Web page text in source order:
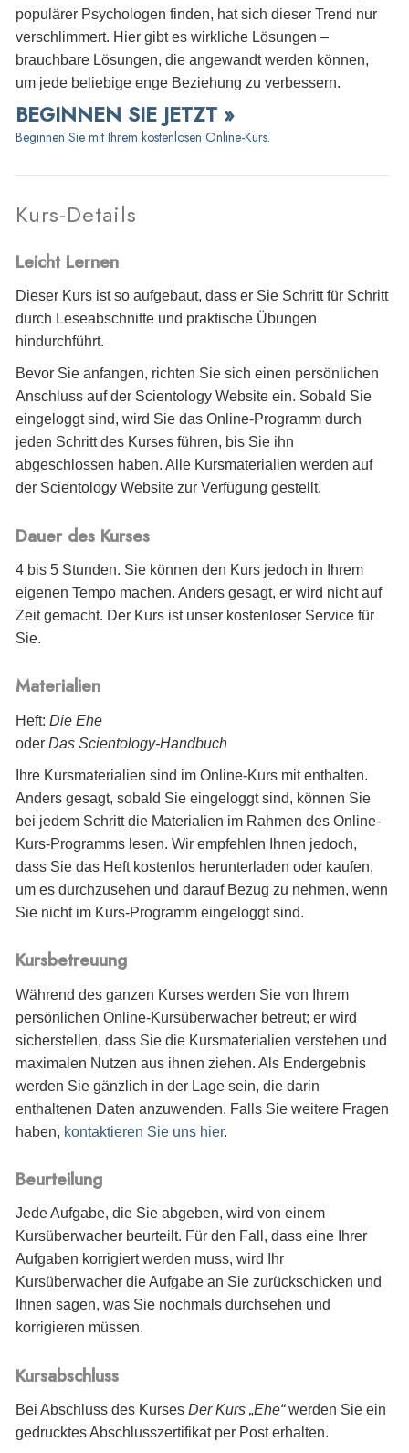
populärer Psychologen finden, hat sich dieser Trend nur
verschlimmert. Hier gibt es wirkliche Lösungen –
brauchbare Lösungen, die angewandt werden können,
um jede beliebige enge Beziehung zu verbessern.
BEGINNEN SIE JETZT »
Beginnen Sie mit Ihrem kostenlosen Online-Kurs.
Kurs-Details
Leicht Lernen
Dieser Kurs ist so aufgebaut, dass er Sie Schritt für Schritt
durch Leseabschnitte und praktische Übungen
hindurchführt.
Bevor Sie anfangen, richten Sie sich einen persönlichen
Anschluss auf der Scientology Website ein. Sobald Sie
eingeloggt sind, wird Sie das Online-Programm durch
jeden Schritt des Kurses führen, bis Sie ihn
abgeschlossen haben. Alle Kursmaterialien werden auf
der Scientology Website zur Verfügung gestellt.
Dauer des Kurses
4 bis 5 Stunden. Sie können den Kurs jedoch in Ihrem
eigenen Tempo machen. Anders gesagt, er wird nicht auf
Zeit gemacht. Der Kurs ist unser kostenloser Service für
Sie.
Materialien
Heft: Die Ehe
oder Das Scientology-Handbuch
Ihre Kursmaterialien sind im Online-Kurs mit enthalten.
Anders gesagt, sobald Sie eingeloggt sind, können Sie
bei jedem Schritt die Materialien im Rahmen des Online-
Kurs-Programms lesen. Wir empfehlen Ihnen jedoch,
dass Sie das Heft kostenlos herunterladen oder kaufen,
um es durchzusehen und darauf Bezug zu nehmen, wenn
Sie nicht im Kurs-Programm eingeloggt sind.
Kursbetreuung
Während des ganzen Kurses werden Sie von Ihrem
persönlichen Online-Kursüberwacher betreut; er wird
sicherstellen, dass Sie die Kursmaterialien verstehen und
maximalen Nutzen aus ihnen ziehen. Als Endergebnis
werden Sie gänzlich in der Lage sein, die darin
enthaltenen Daten anzuwenden. Falls Sie weitere Fragen
haben, kontaktieren Sie uns hier.
Beurteilung
Jede Aufgabe, die Sie abgeben, wird von einem
Kursüberwacher beurteilt. Für den Fall, dass eine Ihrer
Aufgaben korrigiert werden muss, wird Ihr
Kursüberwacher die Aufgabe an Sie zurückschicken und
Ihnen sagen, was Sie nochmals durchsehen und
korrigieren müssen.
Kursabschluss
Bei Abschluss des Kurses Der Kurs „Ehe“werden Sie ein
gedrucktes Abschlusszertifikat per Post erhalten.